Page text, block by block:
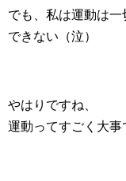
でも、私は運動は一
できない（泣）
やはりですね、
運動ってすごく大事